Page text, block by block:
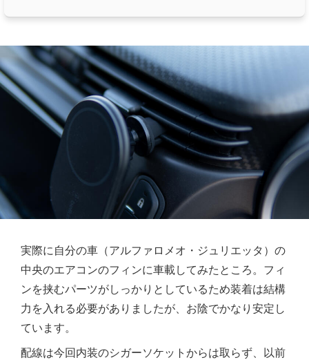
実際に自分の車（アルファロメオ・ジュリエッタ）の
中央のエアコンのフィンに車載してみたところ。フィ
ンを挟むパーツがしっかりとしているため装着は結構
力を入れる必要がありましたが、お陰でかなり安定し
ています。
配線は今回内装のシガーソケットからは取らず、以前